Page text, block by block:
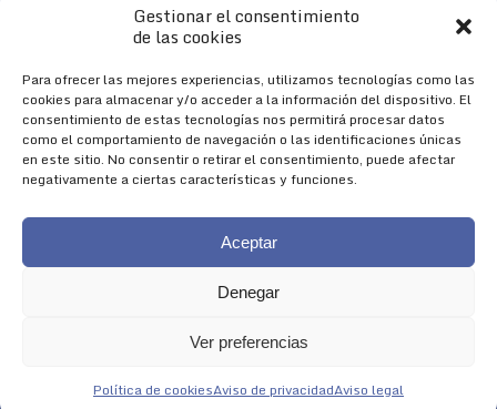
Gestionar el consentimiento
de las cookies
Para ofrecer las mejores experiencias, utilizamos tecnologías como las
cookies para almacenar y/o acceder a la información del dispositivo. El
consentimiento de estas tecnologías nos permitirá procesar datos
como el comportamiento de navegación o las identificaciones únicas
en este sitio. No consentir o retirar el consentimiento, puede afectar
negativamente a ciertas características y funciones.
Aceptar
Denegar
Ver preferencias
Política de cookiesAviso de privacidadAviso legal
TREK
SÍGUENOS
Encuéntranos en:
Facebook
page
YouTube
page
Instagram
page
Aviso Legal|Política de Cookies